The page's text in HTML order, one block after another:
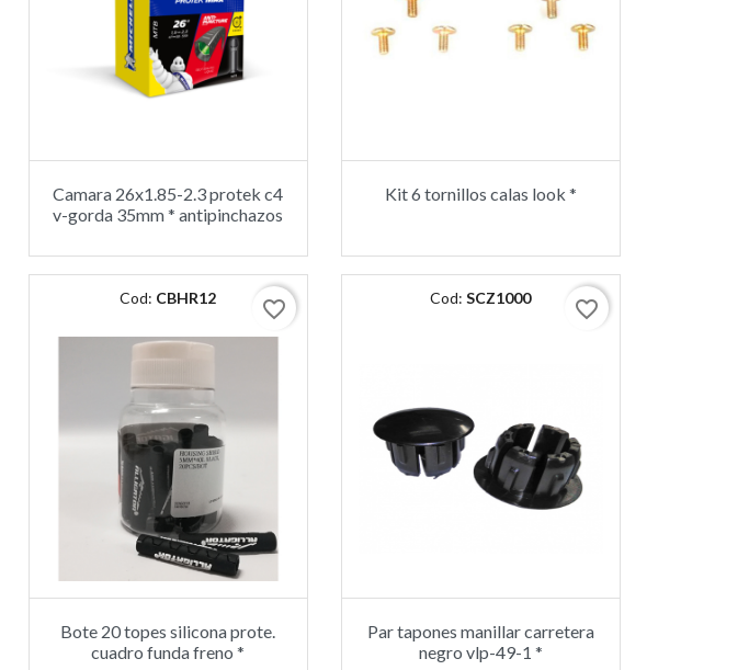
Camara 26x1.85-2.3 protek c4
v-gorda 35mm * antipinchazos
Kit 6 tornillos calas look *
Cod: CBHR12 favorite_border
Bote 20 topes silicona prote.
cuadro funda freno *
Cod:SCZ1000 favorite_border
Par tapones manillar carretera
negro vlp-49-1 *